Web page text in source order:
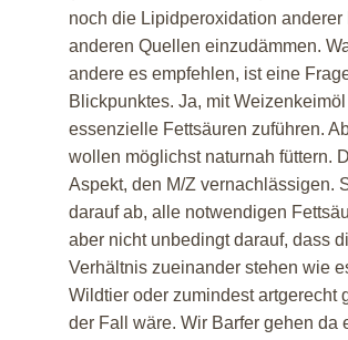
noch die Lipidperoxidation anderer
anderen Quellen einzudämmen.
andere es empfehlen, ist eine
Blickpunktes. Ja, mit
essenzielle Fettsäuren zuführen.
wollen möglichst naturnah füttern.
Aspekt, den M/Z vernachlässigen.
darauf ab, alle notwendigen
aber nicht unbedingt darauf, dass
Verhältnis zueinander stehen wie
Wildtier oder zumindest artgerecht
der Fall wäre. Wir Barfer gehen da